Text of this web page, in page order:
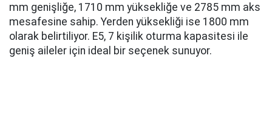
mm genişliğe, 1710 mm yüksekliğe ve 2785 mm aks
mesafesine sahip. Yerden yüksekliği ise 1800 mm
olarak belirtiliyor. E5, 7 kişilik oturma kapasitesi ile
geniş aileler için ideal bir seçenek sunuyor.